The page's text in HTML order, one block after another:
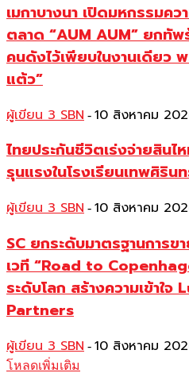
เมกาบางนา เปิดมหกรรมค
ตลาด “AUM AUM” ยกทั
คนดังไว้เพียบในงานเดียว
แต้ว”
ผู้เขียน 3 SBN - 10 สิงหาคม
ไทยประกันชีวิตเร่งจ่ายสิน
รุนแรงในโรงเรียนเทพศิริน
ผู้เขียน 3 SBN - 10 สิงหาคม
SC ยกระดับมาตรฐานการ
เวที “Road to
ระดับโลก สร้างความเข้าใ
Partners
ผู้เขียน 3 SBN - 10 สิงหาคม
โหลดเพิ่มเติม